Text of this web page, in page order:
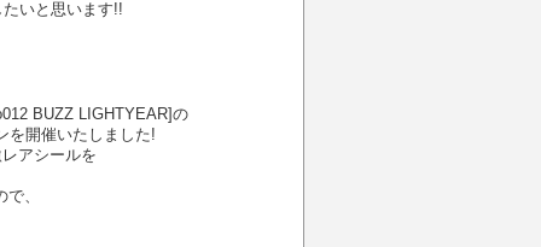
いと思います!!
BUZZ LIGHTYEAR]の
を開催いたしました!
アシールを
、